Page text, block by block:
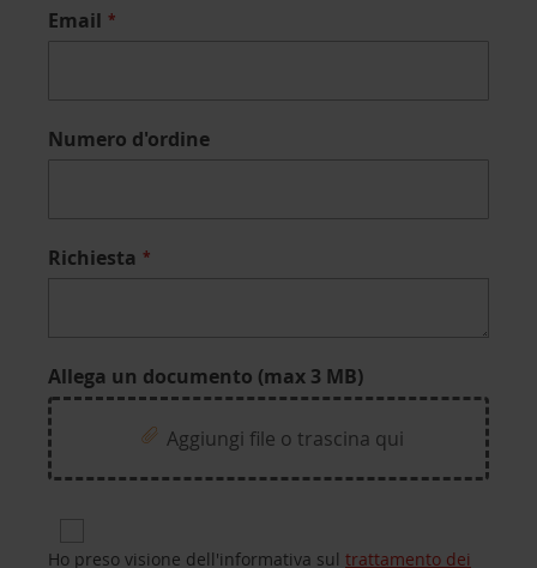
Email
Numero d'ordine
Richiesta
Allega un documento (max 3 MB)
Aggiungi file o trascina qui
Ho preso visione dell'informativa sul trattamento dei